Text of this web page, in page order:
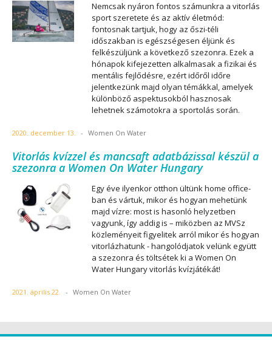
Nemcsak nyáron fontos számunkra a vitorlás
sport szeretete és az aktív életmód:
fontosnak tartjuk, hogy az őszi-téli
időszakban is egészségesen éljünk és
felkészüljünk a következő szezonra. Ezek a
hónapok kifejezetten alkalmasak a fizikai és
mentális fejlődésre, ezért időről időre
jelentkezünk majd olyan témákkal, amelyek
különböző aspektusokból hasznosak
lehetnek számotokra a sportolás során.
2020. december 13. - Women On Water
Vitorlás kvízzel és mancsaft adatbázissal készül a
szezonra a Women On Water Hungary
Egy éve ilyenkor otthon ültünk home office-
ban és vártuk, mikor és hogyan mehetünk
majd vízre: most is hasonló helyzetben
vagyunk, így addig is – miközben az MVSz
közleményeit figyelitek arról mikor és hogyan
vitorlázhatunk - hangolódjatok velünk együtt
a szezonra és töltsétek ki a Women On
Water Hungary vitorlás kvízjátékát!
2021. április 22. - Women On Water